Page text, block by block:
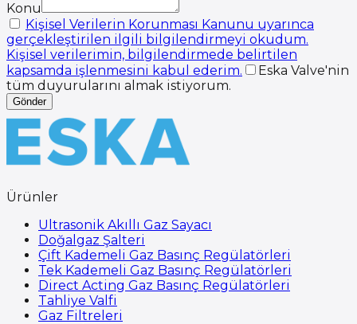
Konu
Kişisel Verilerin Korunması Kanunu uyarınca
gerçekleştirilen ilgili bilgilendirmeyi okudum.
Kişisel verilerimin, bilgilendirmede belirtilen
kapsamda işlenmesini kabul ederim.
Eska Valve'nin
tüm duyurularını almak istiyorum.
Gönder
Ürünler
Ultrasonik Akıllı Gaz Sayacı
Doğalgaz Şalteri
Çift Kademeli Gaz Basınç Regülatörleri
Tek Kademeli Gaz Basınç Regülatörleri
Direct Acting Gaz Basınç Regülatörleri
Tahliye Valfi
Gaz Filtreleri